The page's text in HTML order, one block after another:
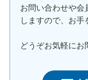
お問い合わせや会
しますので、お手
どうぞお気軽にお